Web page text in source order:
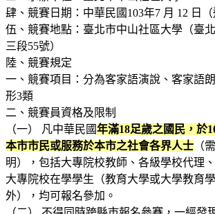
肆、競賽日期：中華民國103年7 月 12 日（
伍、競賽地點：臺北市中山社區大學（臺
三段55號）
陸、競賽規定
一、競賽項目：分為客家語演說、客家語
形3類
二、競賽員資格及限制
（一） 凡中華民國年滿18足歲之國民，於
本市市民或服務於本市之社會各界人士 （
明），包括大專院校教師、各級學校代理
大專院校在學學生（教育大學或大學教育
外），均可報名參加。